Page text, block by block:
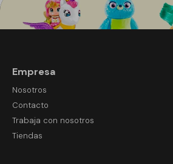
Empresa
Nosotros
Contacto
Trabaja con nosotros
Tiendas